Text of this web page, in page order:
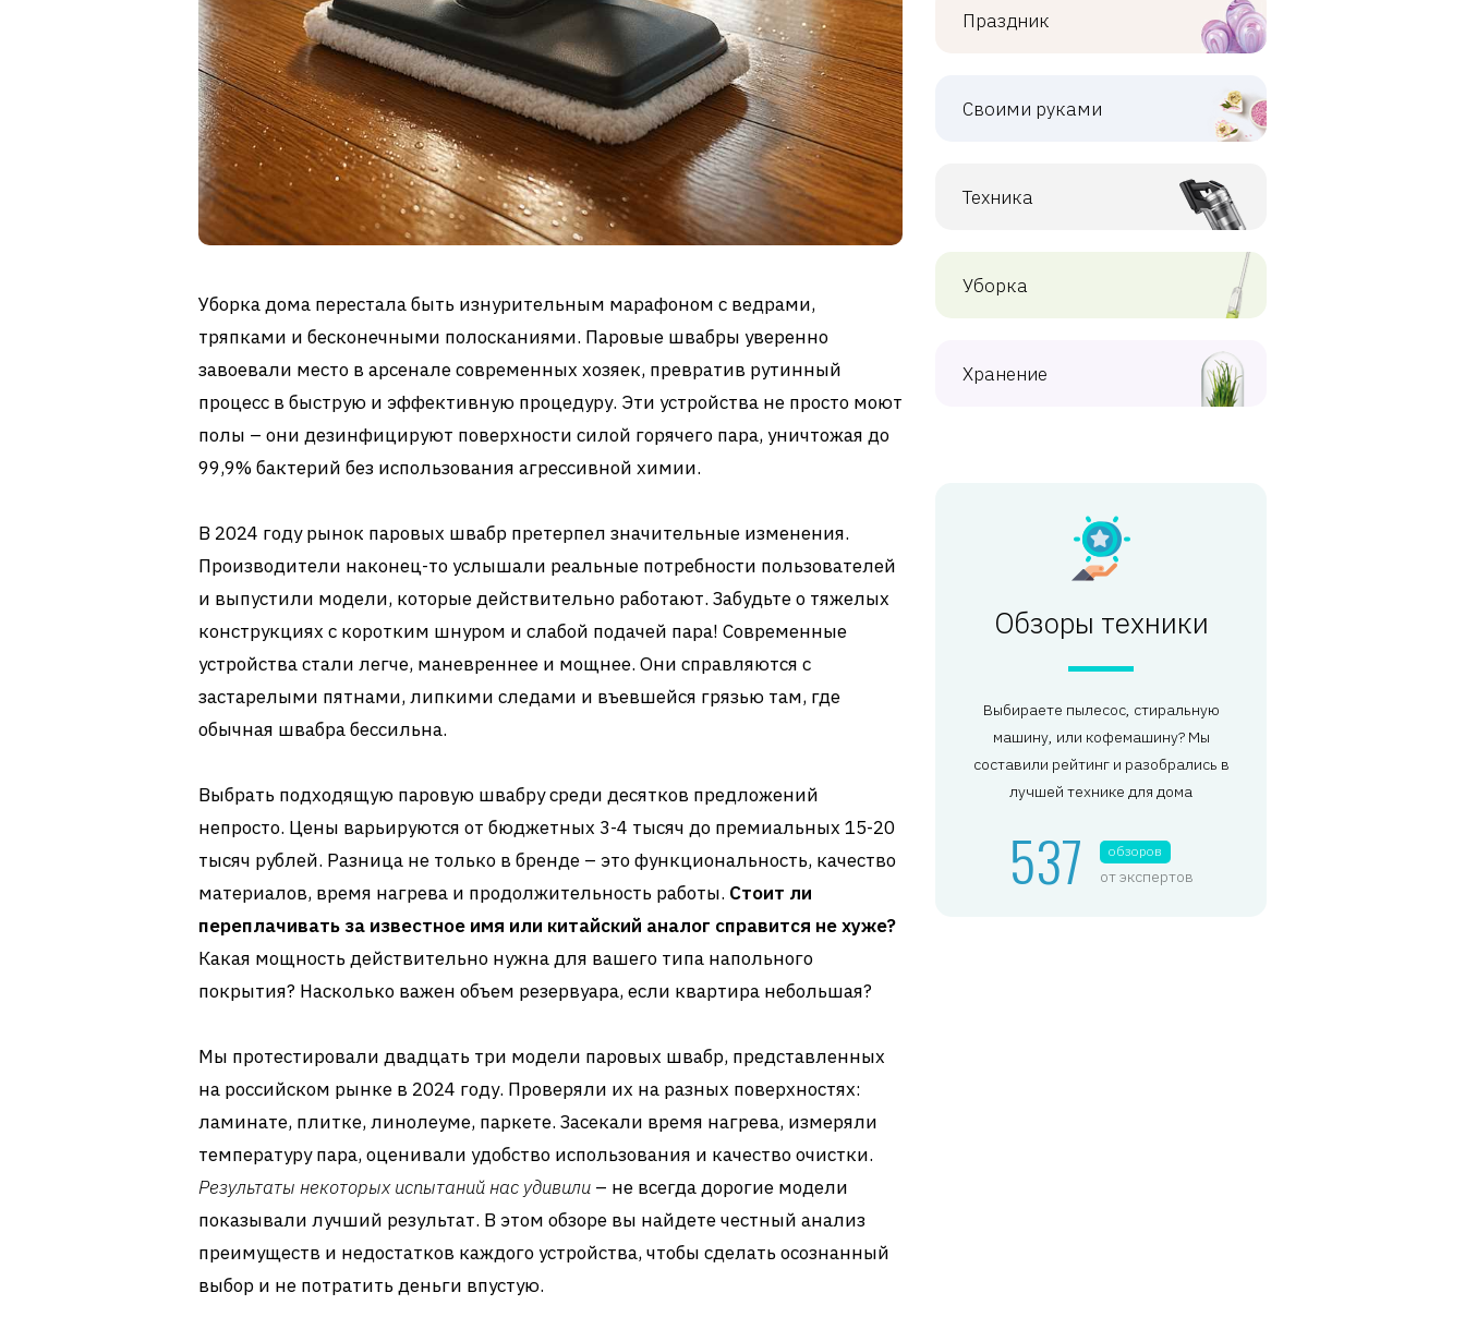
Уборка дома перестала быть изнурительным марафоном с ведрами,
тряпками и бесконечными полосканиями. Паровые швабры уверенно
завоевали место в арсенале современных хозяек, превратив рутинный
процесс в быструю и эффективную процедуру. Эти устройства не просто моют
полы – они дезинфицируют поверхности силой горячего пара, уничтожая до
99,9% бактерий без использования агрессивной химии.
В 2024 году рынок паровых швабр претерпел значительные изменения.
Производители наконец-то услышали реальные потребности пользователей
и выпустили модели, которые действительно работают. Забудьте о тяжелых
конструкциях с коротким шнуром и слабой подачей пара! Современные
устройства стали легче, маневреннее и мощнее. Они справляются с
застарелыми пятнами, липкими следами и въевшейся грязью там, где
обычная швабра бессильна.
Выбрать подходящую паровую швабру среди десятков предложений
непросто. Цены варьируются от бюджетных 3-4 тысяч до премиальных 15-20
тысяч рублей. Разница не только в бренде – это функциональность, качество
материалов, время нагрева и продолжительность работы. Стоит ли
переплачивать за известное имя или китайский аналог справится не хуже?
Какая мощность действительно нужна для вашего типа напольного
покрытия? Насколько важен объем резервуара, если квартира небольшая?
Мы протестировали двадцать три модели паровых швабр, представленных
на российском рынке в 2024 году. Проверяли их на разных поверхностях:
ламинате, плитке, линолеуме, паркете. Засекали время нагрева, измеряли
температуру пара, оценивали удобство использования и качество очистки.
Результаты некоторых испытаний нас удивили – не всегда дорогие модели
показывали лучший результат. В этом обзоре вы найдете честный анализ
преимуществ и недостатков каждого устройства, чтобы сделать осознанный
выбор и не потратить деньги впустую.
Праздник
Своими руками
Техника
Уборка
Хранение
Обзоры техники
Выбираете пылесос, стиральную
машину, или кофемашину? Мы
составили рейтинг и разобрались в
лучшей технике для дома
537 обзоров
от экспертов